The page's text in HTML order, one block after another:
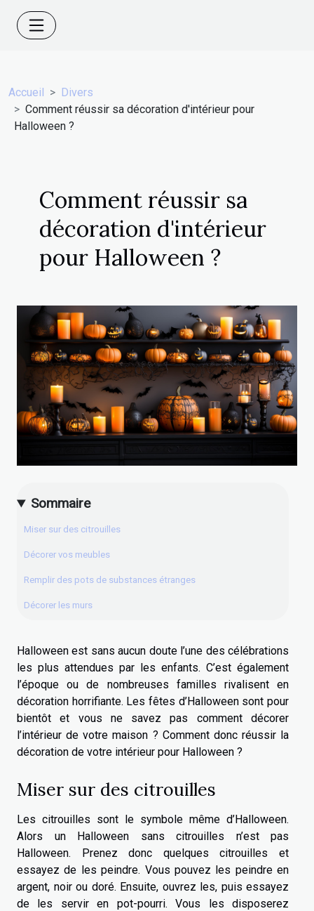
Accueil
Divers
Comment réussir sa décoration d'intérieur pour
Halloween ?
Comment réussir sa
décoration d'intérieur
pour Halloween ?
Sommaire
Miser sur des citrouilles
Décorer vos meubles
Remplir des pots de substances étranges
Décorer les murs
Halloween est sans aucun doute l’une des célébrations
les plus attendues par les enfants. C’est également
l’époque ou de nombreuses familles rivalisent en
décoration horrifiante. Les fêtes d’Halloween sont pour
bientôt et vous ne savez pas comment décorer
l’intérieur de votre maison ? Comment donc réussir la
décoration de votre intérieur pour Halloween ?
Miser sur des citrouilles
Les citrouilles sont le symbole même d’Halloween.
Alors un Halloween sans citrouilles n’est pas
Halloween. Prenez donc quelques citrouilles et
essayez de les peindre. Vous pouvez les peindre en
argent, noir ou doré. Ensuite, ouvrez les, puis essayez
de les servir en pot-pourri. Vous les disposerez